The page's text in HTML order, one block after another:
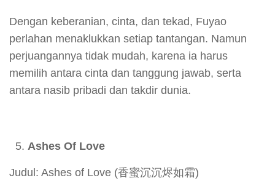
Dengan keberanian, cinta, dan tekad, Fuyao
perlahan menaklukkan setiap tantangan. Namun
perjuangannya tidak mudah, karena ia harus
memilih antara cinta dan tanggung jawab, serta
antara nasib pribadi dan takdir dunia.
Ashes Of Love
Judul: Ashes of Love (香蜜沉沉烬如霜)